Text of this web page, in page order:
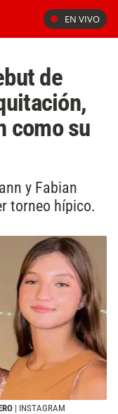
EN VIVO
de
como su
y Fabian
torneo hípico.
| INSTAGRAM